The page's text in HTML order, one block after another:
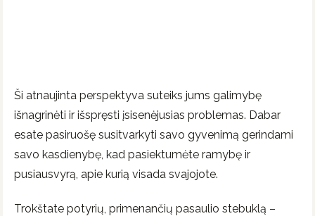
Ši atnaujinta perspektyva suteiks jums galimybę
išnagrinėti ir išspręsti įsisenėjusias problemas. Dabar
esate pasiruošę susitvarkyti savo gyvenimą gerindami
savo kasdienybę, kad pasiektumėte ramybę ir
pusiausvyrą, apie kurią visada svajojote.
Trokštate potyrių, primenančių pasaulio stebuklą –